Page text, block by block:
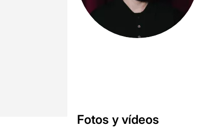
Fotos y vídeos